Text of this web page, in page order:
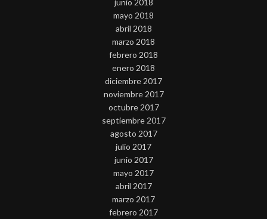
mayo 2018
abril 2018
marzo 2018
febrero 2018
enero 2018
diciembre 2017
noviembre 2017
octubre 2017
septiembre 2017
agosto 2017
julio 2017
junio 2017
mayo 2017
abril 2017
marzo 2017
febrero 2017